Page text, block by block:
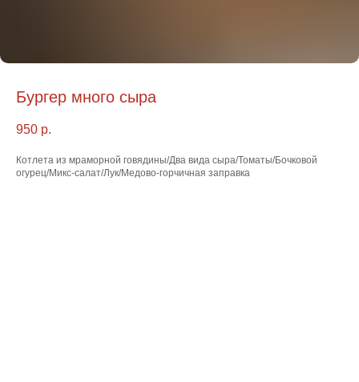
Бургер много сыра
950 р.
Котлета из мраморной говядины/Два вида сыра/Томаты/Бочковой
огурец/Микс-салат/Лук/Медово-горчичная заправка